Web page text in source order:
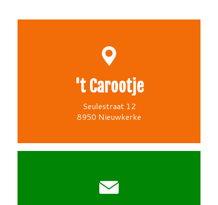
't Carootje
Seulestraat 12
8950 Nieuwkerke